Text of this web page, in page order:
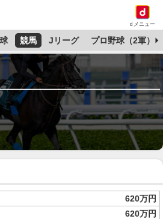
dメニュー
競馬 Jリーグ プロ野球（2軍）
620万円
620万円